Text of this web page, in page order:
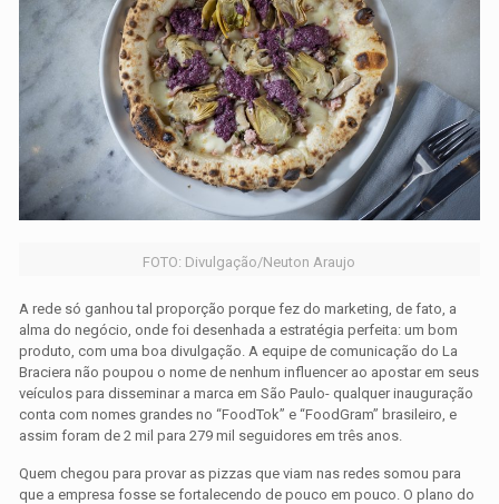
FOTO: Divulgação/Neuton Araujo
A rede só ganhou tal proporção porque fez do marketing, de fato, a
alma do negócio, onde foi desenhada a estratégia perfeita: um bom
produto, com uma boa divulgação. A equipe de comunicação do La
Braciera não poupou o nome de nenhum influencer ao apostar em seus
veículos para disseminar a marca em São Paulo- qualquer inauguração
conta com nomes grandes no “FoodTok” e “FoodGram” brasileiro, e
assim foram de 2 mil para 279 mil seguidores em três anos.
Quem chegou para provar as pizzas que viam nas redes somou para
que a empresa fosse se fortalecendo de pouco em pouco. O plano do